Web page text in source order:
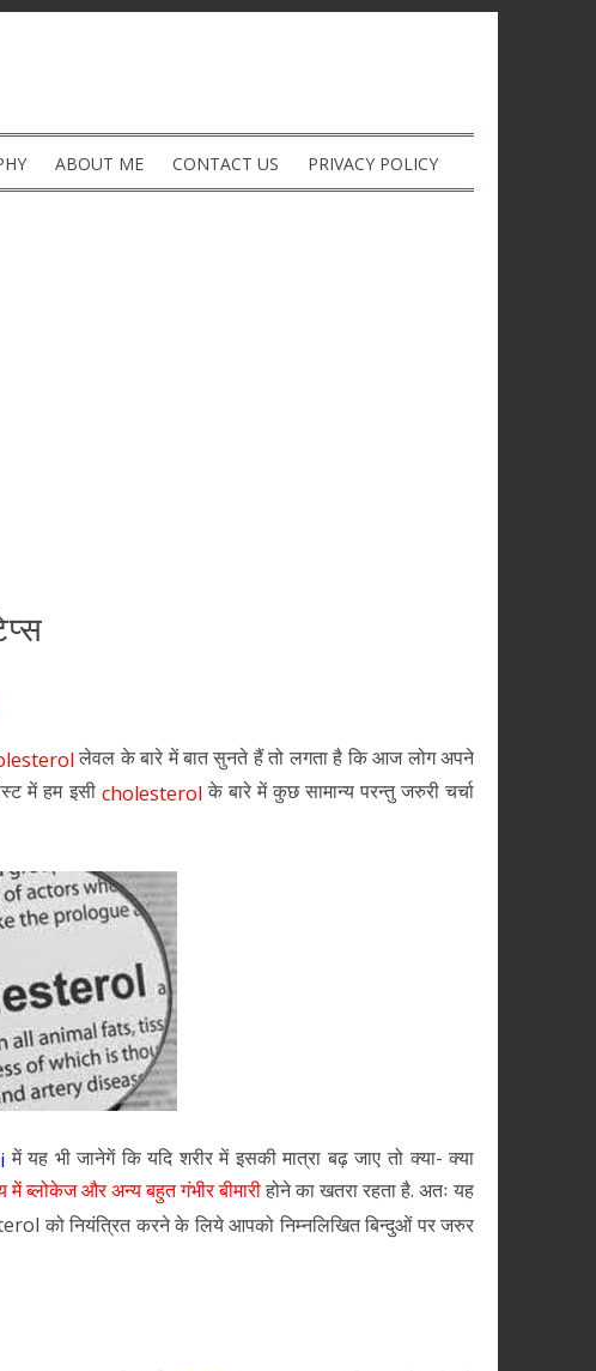
ABOUT ME CONTACT US PRIVACY POLICY
लेवल के बारे में बात सुनते हैं तो लगता है कि आज लोग अपने
में हम इसी cholesterol के बारे में कुछ सामान्य परन्तु जरुरी चर्चा
में यह भी जानेगें कि यदि शरीर में इसकी मात्रा बढ़ जाए तो क्या- क्या
में ब्लोकेज और अन्य बहुत गंभीर बीमारीहोने का खतरा रहता है. अतः यह
को नियंत्रित करने के लिये आपको निम्नलिखित बिन्दुओं पर जरुर